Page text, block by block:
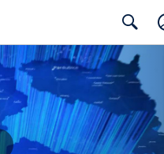
Search